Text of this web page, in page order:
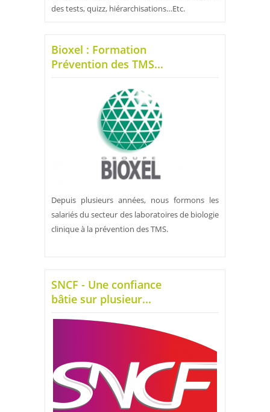
des tests, quizz, hiérarchisations…Etc.
Bioxel : Formation
Prévention des TMS...
Depuis plusieurs années, nous formons les
salariés du secteur des laboratoires de biologie
clinique à la prévention des TMS.
SNCF - Une confiance
bâtie sur plusieur...